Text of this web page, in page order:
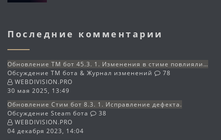
Последние комментарии
Обновление TM бот 45.3. 1. Изменения в стиме повлияли…
Обсуждение TM бота & Журнал изменений
78
WEBDIVISION.PRO
30 мая 2025, 13:49
Обновление Стим бот 8.3. 1. Исправление дефекта.
Обсуждение Steam бота
38
WEBDIVISION.PRO
04 декабря 2023, 14:04